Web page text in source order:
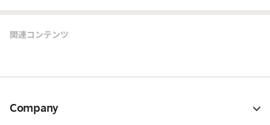
関連コンテンツ
Company